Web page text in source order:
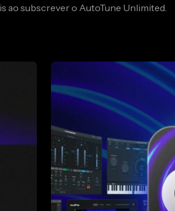
ao subscrever o AutoTune Unlimited.